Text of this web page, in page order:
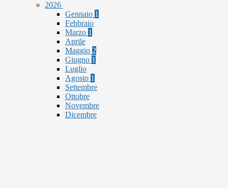
2026
Gennaio 1
Febbraio
Marzo 1
Aprile
Maggio 2
Giugno 1
Luglio
Agosto 1
Settembre
Ottobre
Novembre
Dicembre